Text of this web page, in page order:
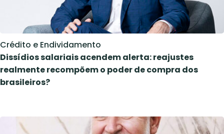
Crédito e Endividamento
Dissídios salariais acendem alerta: reajustes
realmente recompõem o poder de compra dos
brasileiros?